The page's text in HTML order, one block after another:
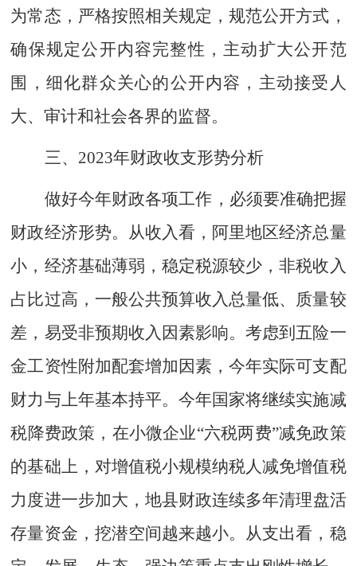
为常态， 严格按照相关规定，规范公开方式，
确保规定公开内容完整性，主动扩大公开范
围，细化群众关心的公开内容，主动接受人
大、审计和社会各界的监督。
三、 2023年财政收支形势分析
做好今年财政各项工作，必须要准确把握
财政经济形势。从收入看，阿里地区经济总量
小，经济基础薄弱，稳定税源较少，非税收入
占比过高，一般公共预算收入总量低、
质量较
差，易受非预期收入因素影响。考虑到五险一
金工资性附加配套增加因素，今年实际可支配
财力与上年基本持平。今年国家将继续实施减
税降费政策，在小微企业“六税两费”减免政策
的基础上，对增值税小规模纳税人减免增值税
力度进一步加大 ， 地县财政连续多年清理盘活
存量资金，挖潜空间越来越小。从支出看，稳